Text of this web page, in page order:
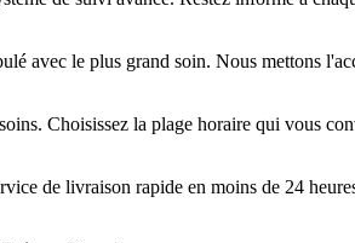
avec le plus grand soin. Nous mettons
Choisissez la plage horaire qui vous
de livraison rapide en moins de 24